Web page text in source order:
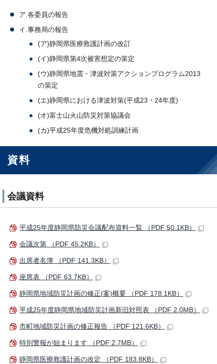
ア.各委員の報告
イ.事務局の報告
(ア)静岡県医療救護計画の改訂
(イ)静岡県第4次被害想定の策定
(ウ)静岡県地震・津波対策アクションプログラム2013
の策定
(エ)静岡県における津波対策(平成23・24年度)
(オ)富士山火山防災対策協議会
(カ)平成25年度危機対処訓練計画
資料
会議資料
平成25年度静岡県防災会議配布資料一覧 （PDF 50.1KB）
会議次第 （PDF 45.2KB）
出席者名簿 （PDF 141.3KB）
座席表 （PDF 63.7KB）
静岡県地域防災計画の修正(案)概要 （PDF 178.1KB）
平成25年度静岡県地域防災計画新旧対照表 （PDF 2.0MB）
市町地域防災計画の修正報告 （PDF 121.6KB）
特別警報が始まります （PDF 2.7MB）
静岡県医療救護計画の改定 （PDF 183.8KB）